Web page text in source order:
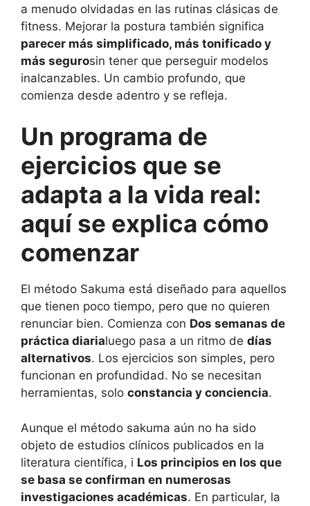
a menudo olvidadas en las rutinas clásicas de
fitness. Mejorar la postura también significa
parecer más simplificado, más tonificado y
más segurosin tener que perseguir modelos
inalcanzables. Un cambio profundo, que
comienza desde adentro y se refleja.
Un programa de
ejercicios que se
adapta a la vida real:
aquí se explica cómo
comenzar
El método Sakuma está diseñado para aquellos
que tienen poco tiempo, pero que no quieren
renunciar bien. Comienza con Dos semanas de
práctica diarialuego pasa a un ritmo de días
alternativos. Los ejercicios son simples, pero
funcionan en profundidad. No se necesitan
herramientas, solo constancia y conciencia.
Aunque el método sakuma aún no ha sido
objeto de estudios clínicos publicados en la
literatura científica, i Los principios en los que
se basa se confirman en numerosas
investigaciones académicas. En particular, la